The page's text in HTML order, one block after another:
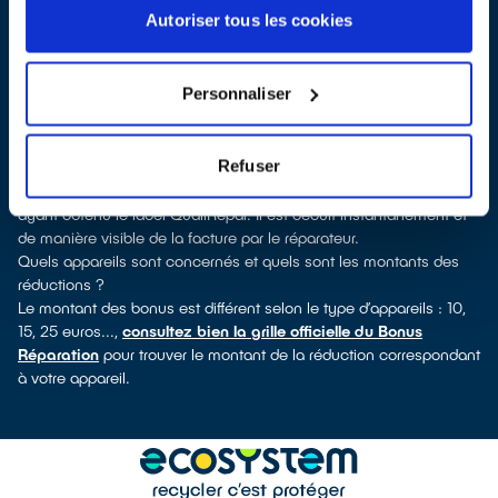
Autoriser tous les cookies
Personnaliser
Refuser
réparateur, vous verrez pour quels types d’appareils ce
professionnel a obtenu le label. Réfrigérateur, lave-vaisselle, petit
chaque famille d’équipements son réparateur spécialisé et
labellisé QualiRépar.
Consulter l’annuaire
Comment bénéficier du Bonus Réparation à Sainte-Pazanne ?
Le Bonus Réparation est en vigueur chez tous les réparateurs
ayant obtenu le label QualiRépar. Il est déduit instantanément et
de manière visible de la facture par le réparateur.
Quels appareils sont concernés et quels sont les montants des
réductions ?
Le montant des bonus est différent selon le type d’appareils : 10,
15, 25 euros..., consultez bien la grille officielle du Bonus
Réparation pour trouver le montant de la réduction correspondant
à votre appareil.